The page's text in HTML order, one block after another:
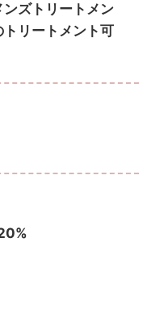
ンズトリートメン
トリートメント可